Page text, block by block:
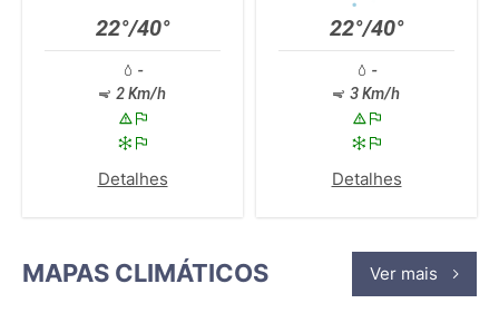
22°/40°
-
2 Km/h
Detalhes
22°/40°
-
3 Km/h
Detalhes
MAPAS CLIMÁTICOS Ver mais